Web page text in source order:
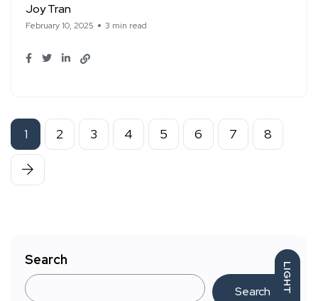
LIGHT
Joy Tran
February 10, 2025 3 min read
1 2 3 4 5 6 7 8
Search
Search